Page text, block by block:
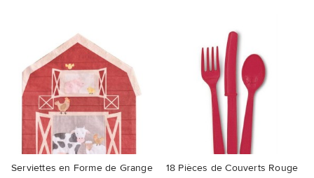
favorite_border
Serviettes en Forme de Grange
18 Pièces de Couverts Rouge